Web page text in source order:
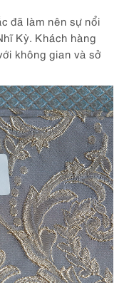
đã làm nên sự nổi
Kỳ. Khách hàng
không gian và sở